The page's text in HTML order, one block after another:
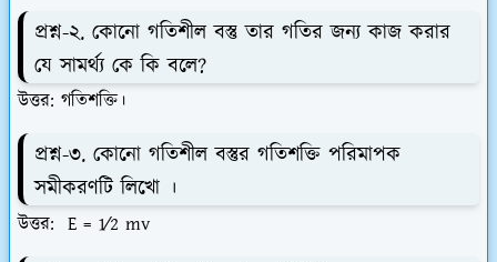
প্রশ্ন-২. কোনো গতিশীল বস্তু তার গতির জন্য কাজ করার
যে সামর্থ্য কে কি বলে?
উত্তর: গতিশক্তি।
প্রশ্ন-৩. কোনো গতিশীল বস্তুর গতিশক্তি পরিমাপক
সমীকরণটি লিখো ।
উত্তর: E = 1⁄2 mv